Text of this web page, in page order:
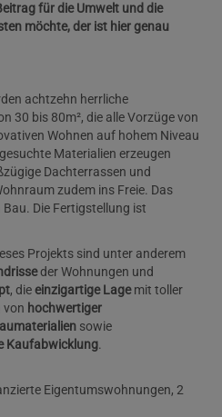
für die Umwelt und die
möchte, der ist hier genau
achtzehn herrliche
30 bis 80m², die alle Vorzüge von
Wohnen auf hohem Niveau
Materialien erzeugen
Dachterrassen und
zudem ins Freie. Das
Die Fertigstellung ist
Projekts sind unter anderem
der Wohnungen und
, dieeinzigartige Lagemit toller
von hochwertiger
sowie
Kaufabwicklung.
Eigentumswohnungen, 2